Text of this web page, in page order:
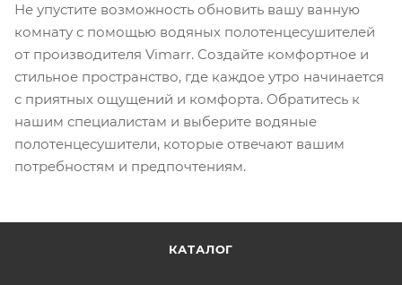
Не упустите возможность обновить вашу ванную
комнату с помощью водяных полотенцесушителей
от производителя Vimarr. Создайте комфортное и
стильное пространство, где каждое утро начинается
с приятных ощущений и комфорта. Обратитесь к
нашим специалистам и выберите водяные
полотенцесушители, которые отвечают вашим
потребностям и предпочтениям.
КАТАЛОГ